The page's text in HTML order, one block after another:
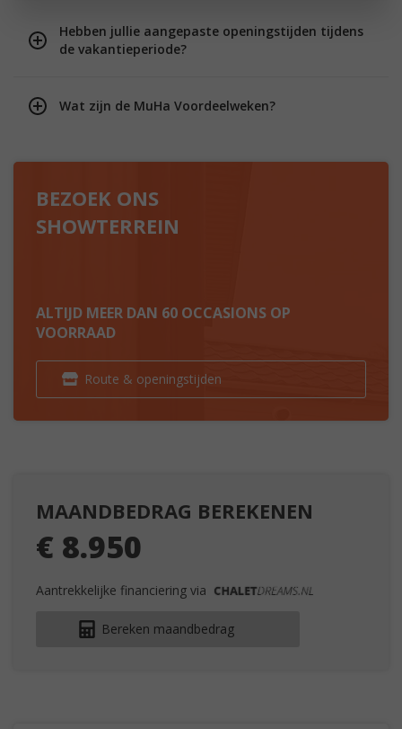
Hebben jullie aangepaste openingstijden tijdens
de vakantieperiode?
Wat zijn de MuHa Voordeelweken?
BEZOEK ONS
SHOWTERREIN
ALTIJD MEER DAN 60 OCCASIONS OP
VOORRAAD
Route & openingstijden
MAANDBEDRAG BEREKENEN
€ 8.950
Aantrekkelijke financiering via
Bereken maandbedrag